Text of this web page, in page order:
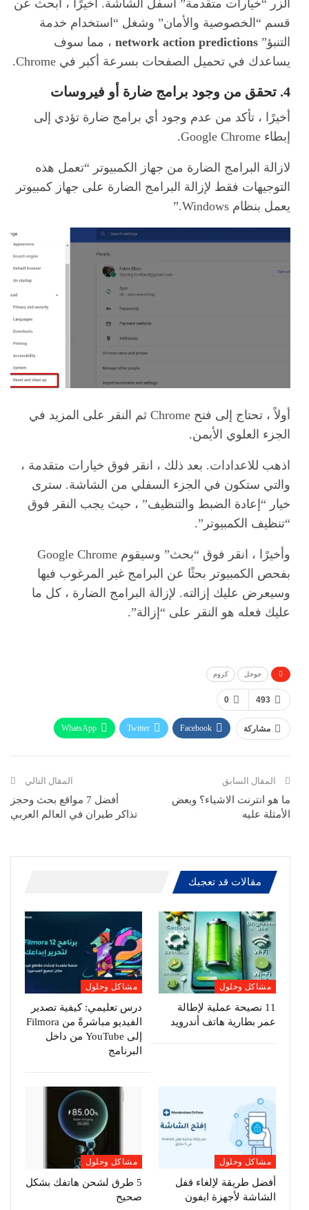
الزر “خيارات متقدمة” أسفل الشاشة. أخيرًا ، ابحث عن
قسم “الخصوصية والأمان” وشغل “استخدام خدمة
التنبؤ” network action predictions ، مما سوف
يساعدك في تحميل الصفحات بسرعة أكبر في Chrome.
4. تحقق من وجود برامج ضارة أو فيروسات
أخيرًا ، تأكد من عدم وجود أي برامج ضارة تؤدي إلى
إبطاء Google Chrome.
لازالة البرامج الضارة من جهاز الكمبيوتر “تعمل هذه
التوجيهات فقط لإزالة البرامج الضارة على جهاز كمبيوتر
يعمل بنظام Windows.”
أولاً ، تحتاج إلى فتح Chrome ثم النقر على المزيد في
الجزء العلوي الأيمن.
اذهب للاعدادات. بعد ذلك ، انقر فوق خيارات متقدمة ،
والتي ستكون في الجزء السفلي من الشاشة. سترى
خيار “إعادة الضبط والتنظيف” ، حيث يجب النقر فوق
“تنظيف الكمبيوتر”.
وأخيرًا ، انقر فوق “بحث” وسيقوم Google Chrome
بفحص الكمبيوتر بحثًا عن البرامج غير المرغوب فيها
وسيعرض عليك إزالته. لإزالة البرامج الضارة ، كل ما
عليك فعله هو النقر على “إزالة”.
جوجل كروم
0 493
مشاركة Facebook
Twitter
WhatsApp
االبريد الالكتروني
المقال السابق
ما هو انترنت الاشياء؟ وبعض
الأمثلة عليه
المقال التالي
أفضل 7 مواقع بحث وحجز
تذاكر طيران في العالم العربي
مقالات قد تعجبك
مشاكل وحلول
11 نصيحة عملية لإطالة
عمر بطارية هاتف أندرويد
مشاكل وحلول
درس تعليمي: كيفية تصدير
الفيديو مباشرةً من Filmora
إلى YouTube من داخل
البرنامج
مشاكل وحلول
أفضل طريقة لإلغاء قفل
الشاشة لأجهزة ايفون
مشاكل وحلول
5 طرق لشحن هاتفك بشكل
صحيح